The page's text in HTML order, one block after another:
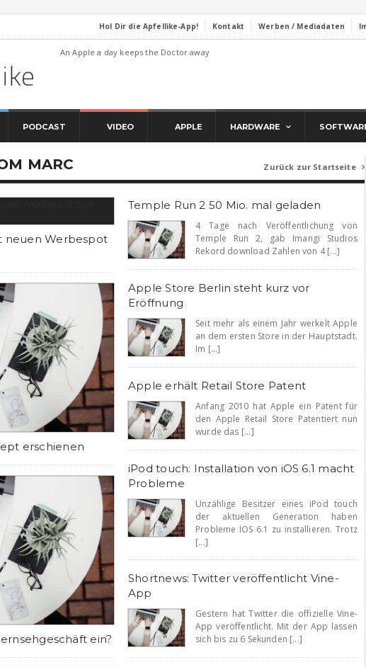
Hol Dir die Apfellike-App! Kontakt Werben / Mediadaten
An Apple a day keeps the Doctor away
PODCAST VIDEO APPLE HARDWARE
MARC Zurück zur Startseite 
neuen Werbespot
erschienen
ein?
Temple Run 2 50 Mio. mal geladen
4 Tage nach Veröffentlichung von
Temple Run 2, gab Imangi Studios
Rekord download Zahlen von 4 [...]
Apple Store Berlin steht kurz vor
Eröffnung
Seit mehr als einem Jahr werkelt Apple
an dem ersten Store in der Hauptstadt.
Im [...]
Apple erhält Retail Store Patent
Anfang 2010 hat Apple ein Patent für
den Apple Retail Store Patentiert nun
wurde das [...]
iPod touch: Installation von iOS 6.1 macht
Probleme
Unzählige Besitzer eines iPod touch
der aktuellen Generation haben
Probleme IOS 6.1 zu installieren. Trotz
[...]
Shortnews: Twitter veröffentlicht Vine-
App
Gestern hat Twitter die offizielle Vine-
App veröffentlicht. Mit der App lassen
sich bis zu 6 Sekunden [...]